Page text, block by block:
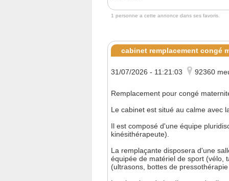
1 personne a cette annonce dans ses favoris.
cabinet remplacement congé
31/07/2026 - 11:21:03 92360
Remplacement pour congé
Le cabinet est situé au calme avec
Il est composé d'une équipe
kinésithérapeute).
La remplaçante disposera d'une
équipée de matériel de sport (vélo,
(ultrasons, bottes de